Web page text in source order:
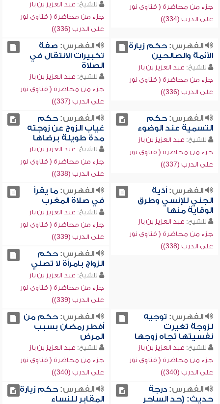
جزء من محاضرة ( فتاوى نور
على الدرب (334))
للشيخ: عبد العزيز بن باز
جزء من محاضرة ( فتاوى نور
على الدرب (336))
الفهرس:حكم زيارة
الأئمة والصالحين
للشيخ: عبد العزيز بن باز
جزء من محاضرة ( فتاوى نور
على الدرب (336))
الفهرس: صفة
تكبيرات الانتقال في
الصلاة
للشيخ: عبد العزيز بن باز
جزء من محاضرة ( فتاوى نور
على الدرب (337))
الفهرس:حكم
التسمية عند الوضوء
للشيخ: عبد العزيز بن باز
جزء من محاضرة ( فتاوى نور
على الدرب (337))
الفهرس:حكم
غياب الزوج عن زوجته
مدة طويلة برضاها
للشيخ: عبد العزيز بن باز
جزء من محاضرة ( فتاوى نور
على الدرب (338))
الفهرس:أذية
الجني للإنسي وطرق
الوقاية منها
للشيخ: عبد العزيز بن باز
جزء من محاضرة ( فتاوى نور
على الدرب (338))
الفهرس:ما يقرأ
في صلاة المغرب
للشيخ: عبد العزيز بن باز
جزء من محاضرة ( فتاوى نور
على الدرب (339))
الفهرس:حكم
الزواج بامرأة لا تصلي
للشيخ: عبد العزيز بن باز
جزء من محاضرة ( فتاوى نور
على الدرب (339))
الفهرس: توجيه
لزوجة تغيرت
نفسيتها تجاه زوجها
للشيخ: عبد العزيز بن باز
جزء من محاضرة ( فتاوى نور
على الدرب (340))
الفهرس:حكم من
أفطر رمضان بسبب
المرض
للشيخ: عبد العزيز بن باز
جزء من محاضرة ( فتاوى نور
على الدرب (340))
الفهرس:درجة
حديث: (حد الساحر
الفهرس:حكم زيارة
المقابر للنساء